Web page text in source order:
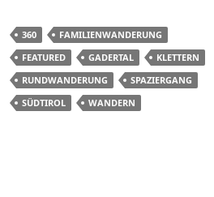
360
FAMILIENWANDERUNG
FEATURED
GADERTAL
KLETTERN
RUNDWANDERUNG
SPAZIERGANG
SÜDTIROL
WANDERN